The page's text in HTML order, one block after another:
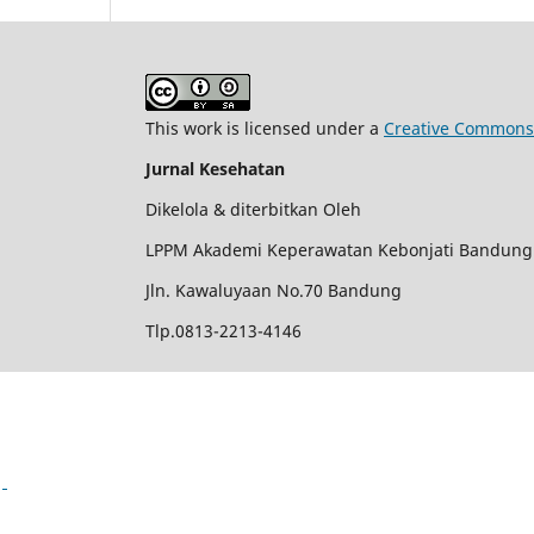
This work is licensed under a Creative
Jurnal Kesehatan
Dikelola & diterbitkan Oleh
LPPM Akademi Keperawatan Kebonjati Bandung
Jln. Kawaluyaan No.70 Bandung
Tlp.0813-2213-4146